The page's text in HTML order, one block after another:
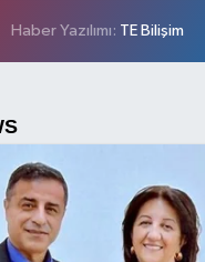
Haber Yazılımı: TE Bilişim